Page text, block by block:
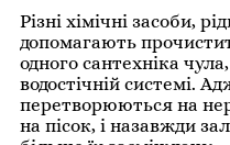
Різні хімічні засоби,
допомагають
одного сантехніка
водостічній системі.
перетворюються на
на пісок, і назавжди